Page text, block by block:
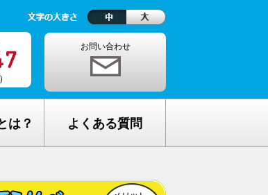
お問い合わせ
は？ よくある質問